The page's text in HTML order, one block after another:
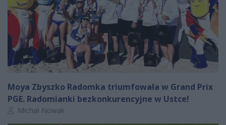
Moya Zbyszko Radomka triumfowała w Grand Prix
PGE. Radomianki bezkonkurencyjne w Ustce!
Autor artykułu:
Michał Nowak